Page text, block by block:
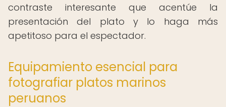
contraste interesante que acentúe la
presentación del plato y lo haga más
apetitoso para el espectador.
Equipamiento esencial para
fotografiar platos marinos
peruanos